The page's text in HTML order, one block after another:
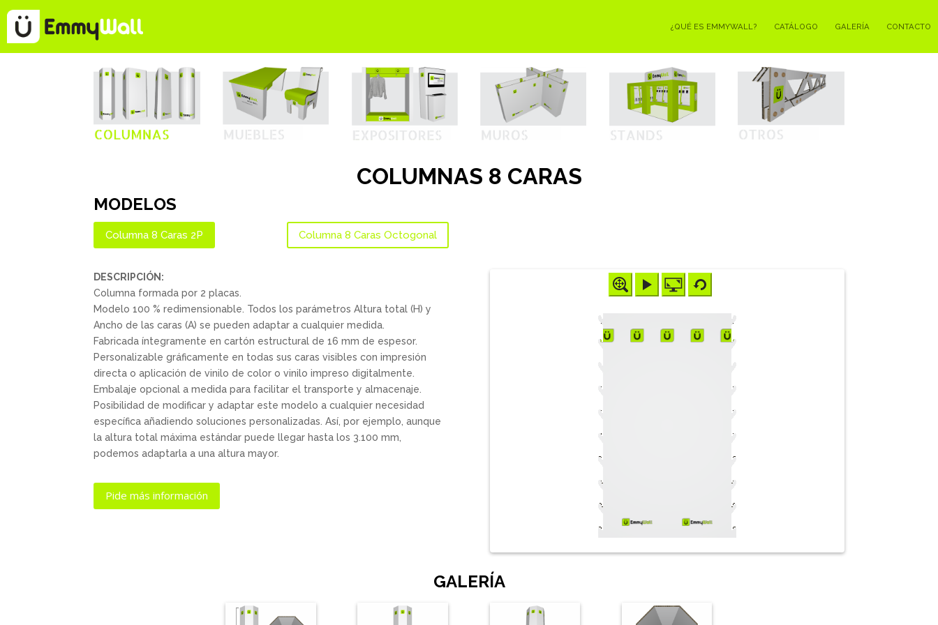
¿QUÉ ES EMMYWALL? CATÁLOGO GALERÍA CONTACTO
COLUMNAS 8 CARAS
MODELOS
Columna 8 Caras 2P Columna 8 Caras Octogonal
DESCRIPCIÓN:
Columna formada por 2 placas.
Modelo 100 % redimensionable. Todos los parámetros Altura total (H) y
Ancho de las caras (A) se pueden adaptar a cualquier medida.
Fabricada íntegramente en cartón estructural de 16 mm de espesor.
Personalizable gráficamente en todas sus caras visibles con impresión
directa o aplicación de vinilo de color o vinilo impreso digitalmente.
Embalaje opcional a medida para facilitar el transporte y almacenaje.
Posibilidad de modificar y adaptar este modelo a cualquier necesidad
específica añadiendo soluciones personalizadas. Así, por ejemplo, aunque
la altura total máxima estándar puede llegar hasta los 3.100 mm,
podemos adaptarla a una altura mayor.
Pide más información
GALERÍA